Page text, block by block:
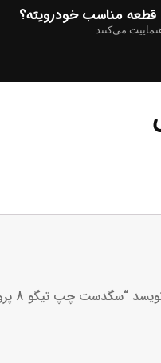
مناسب خودرویته؟
می‌کنند
چپ تیگو 8 پرومکس”